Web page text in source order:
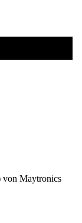
von Maytronics